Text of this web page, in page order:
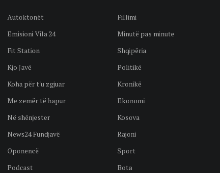
Autoktonët
Emisioni Vila 24
Fit Station
Kjo Javë
Koha për t'u zgjuar
Me zemër të hapur
Në shënjester
News24 Fundjavë
Oponencë
Podcast
Fillimi
Minutë pas minute
Shqipëria
Politikë
Kronikë
Ekonomi
Kosova
Rajoni
Sport
Bota